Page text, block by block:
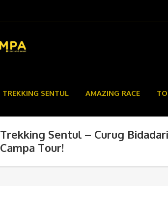
TREKKING SENTUL AMAZING RACE
Trekking Sentul – Curug
Campa Tour!